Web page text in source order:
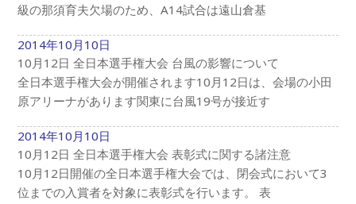
級の那須育夫欠場のため、A14試合は遠山倉基
2014年10月10日
10月12日 全日本選手権大会 台風の影響について
全日本選手権大会が開催されます10月12日は、会場の小田
原アリーナがあります関東に台風19号が接近す
2014年10月10日
10月12日 全日本選手権大会 表彰式に関する諸注意
10月12日開催の全日本選手権大会では、閉会式において3
位までの入賞者を対象に表彰式を行います。 表